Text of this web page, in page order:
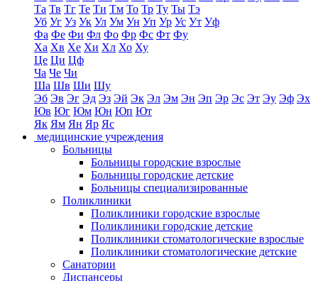
Та Тв Тг Те Ти Тм То Тр Ту Ты Тэ
Уб Уг Уз Ук Ул Ум Ун Уп Ур Ус Ут Уф
Фа Фе Фи Фл Фо Фр Фс Фт Фу
Ха Хв Хе Хи Хл Хо Ху
Це Ци Цф
Ча Че Чи
Ша Шв Ши Шу
Эб Эв Эг Эд Эз Эй Эк Эл Эм Эн Эп Эр Эс Эт Эу Эф Эх
Юв Юг Юм Юн Юп Ют
Як Ям Ян Яр Яс
медицинские учреждения
Больницы
Больницы городские взрослые
Больницы городские детские
Больницы специализированные
Поликлиники
Поликлиники городские взрослые
Поликлиники городские детские
Поликлиники стоматологические взрослые
Поликлиники стоматологические детские
Санатории
Диспансеры